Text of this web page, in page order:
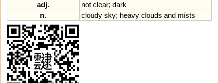
adj.
not clear; dark
n.
cloudy sky; heavy clouds and mists